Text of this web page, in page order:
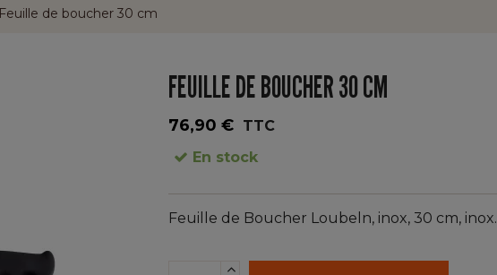
Feuille de boucher 30 cm
FEUILLE DE BOUCHER 30 CM
76,90 € TTC
En stock
Feuille de Boucher Loubeln, inox, 30 cm, inox.